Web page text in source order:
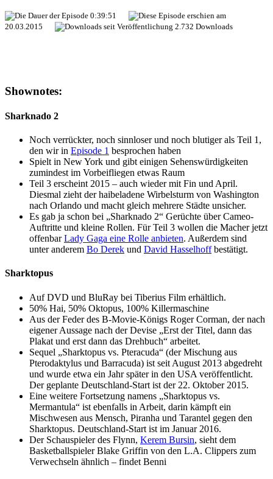
0:39:51
20.03.2015
2.732 Downloads
Shownotes:
Sharknado 2
Noch verrückter, noch sinnloser und noch blutiger als Teil 1,
den wir in Episode 1 besprochen haben
Spielt in New York und gibt einigen Sehenswürdigkeiten
zumindest im Vorbeifliegen etwas Raum
Teil 3 erscheint 2015 – auch wieder mit Fin und April.
Diesmal zieht der haibeladene Wirbelsturm von Washington
nach Orlando und macht gleich mehrere Städte unsicher.
Es gab ja schon bei „Sharknado 2“ Gerüchte über Cameo-
Auftritte und kleine Rollen. Für Teil 3 wollen die Macher jetzt
offenbarLady Gaga eine Rolle anbieten. Außerdem sind
unter anderem Bo Derek und David Hasselhoffbestätigt.
Sharktopus
Auf DVD und BluRay bei Tiberius Film erhältlich.
50% Hai, 50% Oktopus, 100% Killermaschine
Aus der Feder des B-Movie-Königs Roger Corman, der nach
eigener Aussage nach der Devise „Erst der Titel, dann das
Plakat und erst dann das Drehbuch“ arbeitet.
Sequel „Sharktopus vs. Pteracuda“ (der Mischung aus
Pterodaktylus und Barracuda) ist seit August 2013 abgedreht
und wurde etwa ein Jahr später in den USA veröffentlicht.
Der geplante Deutschland-Start ist der 22. Oktober 2015.
Eine weitere Fortsetzung namens „Sharktopus vs.
Mermantula“ ist ebenfalls in Arbeit, darin kämpft ein
Mischwesen aus Mensch, Piranha und Tarantel gegen den
Sharktopus. Deutschland-Start ist im Januar 2016.
Der Schauspieler des Flynn, Kerem Bursin, sieht dem
Basketballspieler Blake Griffin von den L.A. Clippers zum
Verwechseln ähnlich – findet Benni